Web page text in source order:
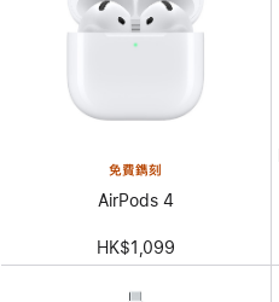
免費鐫刻
AirPods 4
HK$1,099